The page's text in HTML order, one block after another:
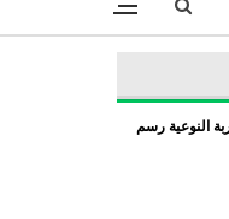
النوعية رسم